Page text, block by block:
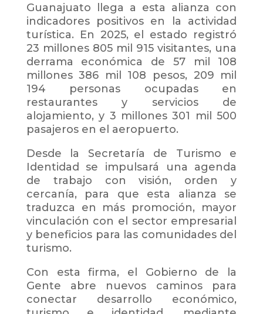
Guanajuato llega a esta alianza con
indicadores positivos en la actividad
turística. En 2025, el estado registró
23 millones 805 mil 915 visitantes, una
derrama económica de 57 mil 108
millones 386 mil 108 pesos, 209 mil
194 personas ocupadas en
restaurantes y servicios de
alojamiento, y 3 millones 301 mil 500
pasajeros en el aeropuerto.
Desde la Secretaría de Turismo e
Identidad se impulsará una agenda
de trabajo con visión, orden y
cercanía, para que esta alianza se
traduzca en más promoción, mayor
vinculación con el sector empresarial
y beneficios para las comunidades del
turismo.
Con esta firma, el Gobierno de la
Gente abre nuevos caminos para
conectar desarrollo económico,